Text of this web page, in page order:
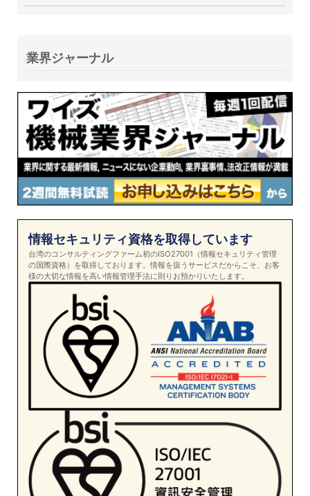
業界ジャーナル
情報セキュリティ資格を取得しています
台湾のコンサルティングファーム初のISO27001（情報セキュリティ管理
の国際資格）を取得しております。情報を扱うサービスだからこそ、お客
様の大切な情報を高い情報管理手法に則りお預かりいたします。